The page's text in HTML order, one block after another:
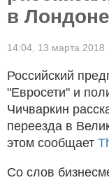
в Лондоне
14:04, 13 марта 2018
Российский
"Евросети" и
Чичваркин
переезда в
этом сообщает
Со слов